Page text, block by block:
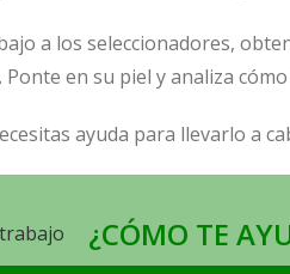
a los seleccionadores,
Ponte en su piel y analiza
ayuda para llevarlo a
¿CÓMO TE